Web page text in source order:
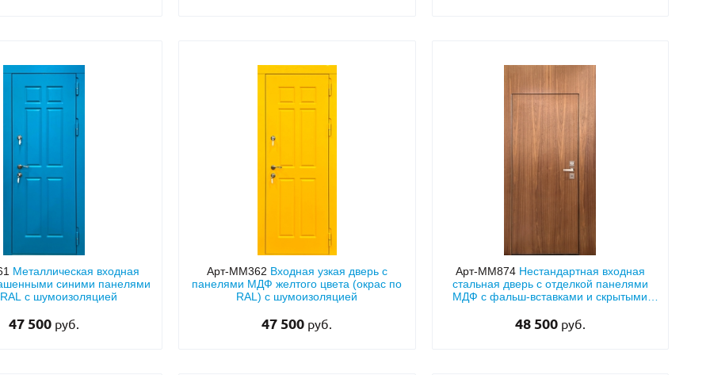
Металлическая входная
синими панелями
с шумоизоляцией
47 500 руб.
Арт-ММ362 Входная узкая дверь с
панелями МДФ желтого цвета (окрас по
RAL) с шумоизоляцией
47 500 руб.
Арт-ММ874 Нестандартная входная
стальная дверь с отделкой панелями
МДФ с фальш-вставками и скрытыми
48 500 руб.